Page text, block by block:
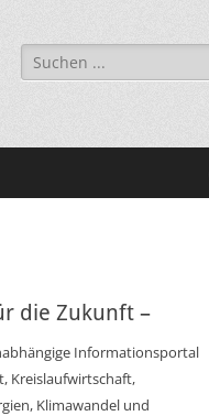
Suchen
nach:
die Zukunft –
Informationsportal
Kreislaufwirtschaft,
Klimawandel und